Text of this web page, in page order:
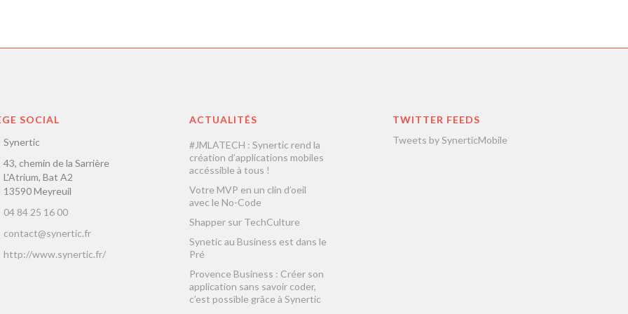
SOCIAL
Synertic
43, chemin de la Sarrière
L'Atrium, Bat A2
13590 Meyreuil
04 84 25 16 00
contact@synertic.fr
http://www.synertic.fr/
ACTUALITÉS
#JMLATECH : Synertic rend la
création d’applications mobiles
accéssible à tous !
Votre MVP en un clin d’oeil
avec le No-Code
Shapper sur TechCulture
Synetic au Business est dans le
Pré
Provence Business : Créer son
application sans savoir coder,
c’est possible grâce à Synertic
TWITTER FEEDS
Tweets by SynerticMobile